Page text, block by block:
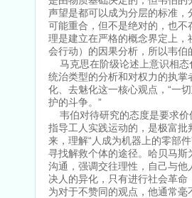
声望是都可以成为分层的标准
可能重合，但不是绝对的，也
理是建立在严格的概念界定上
会行动）的因果分析，所以韦
马克思在阶级论述上意识相态
统治类型的分析和对权力的执
化、去魅化这一核心观点，“一
护的斗争。”
韦伯对待研究的态度是要求价
指导工人实践运动的，是极富
来，理解“人成为机器上的零部
寻找解救个体的途径。哈贝马
沟通，强调交往理性，自己与
决人的异化，只有进行社会革
为对于不赞同的观点，他通常